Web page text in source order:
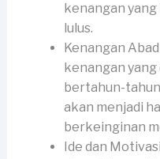
kenangan yang
lulus.
Kenangan
kenangan
bertahun-
akan menjadi
berkeinginan
Ide dan